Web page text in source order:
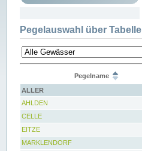
Pegelauswahl über Tabelle
Pegelname
ALLER
AHLDEN
CELLE
EITZE
MARKLENDORF